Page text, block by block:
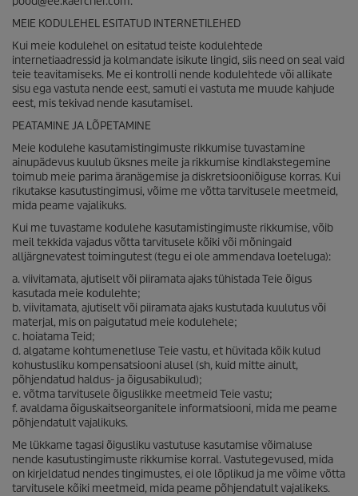
MEIE KODULEHEL ESITATUD INTERNETILEHED
Kui meie kodulehel on esitatud teiste kodulehtede
internetiaadressid ja kolmandate isikute lingid, siis need on seal vaid
teie teavitamiseks. Me ei kontrolli nende kodulehtede või allikate
sisu ega vastuta nende eest, samuti ei vastuta me muude kahjude
eest, mis tekivad nende kasutamisel.
PEATAMINE JA LÕPETAMINE
Meie kodulehe kasutamistingimuste rikkumise tuvastamine
ainupädevus kuulub üksnes meile ja rikkumise kindlakstegemine
toimub meie parima äranägemise ja diskretsiooniõiguse korras. Kui
rikutakse kasutustingimusi, võime me võtta tarvitusele meetmeid,
mida peame vajalikuks.
Kui me tuvastame kodulehe kasutamistingimuste rikkumise, võib
meil tekkida vajadus võtta tarvitusele kõiki või mõningaid
alljärgnevatest toimingutest (tegu ei ole ammendava loeteluga):
a. viivitamata, ajutiselt või piiramata ajaks tühistada Teie õigus
kasutada meie kodulehte;
b. viivitamata, ajutiselt või piiramata ajaks kustutada kuulutus või
materjal, mis on paigutatud meie kodulehele;
c. hoiatama Teid;
d. algatame kohtumenetluse Teie vastu, et hüvitada kõik kulud
kohustusliku kompensatsiooni alusel (sh, kuid mitte ainult,
põhjendatud haldus- ja õigusabikulud);
e. võtma tarvitusele õiguslikke meetmeid Teie vastu;
f. avaldama õiguskaitseorganitele informatsiooni, mida me peame
põhjendatult vajalikuks.
Me lükkame tagasi õigusliku vastutuse kasutamise võimaluse
nende kasutustingimuste rikkumise korral. Vastutegevused, mida
on kirjeldatud nendes tingimustes, ei ole lõplikud ja me võime võtta
tarvitusele kõiki meetmeid, mida peame põhjendatult vajalikeks.